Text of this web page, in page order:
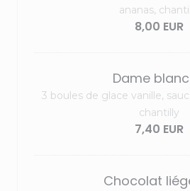
ananas,
8,00 EUR
Dame
3 boules de glace vanille,
chantilly
7,40 EUR
Chocolat